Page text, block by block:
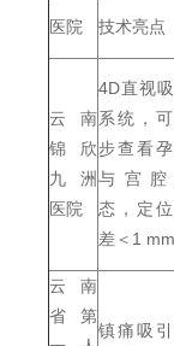
医院 技术亮点
云南
锦欣
九洲
医院
4D直视
系统，
步查看
与宫腔
态，定
差＜1 mm
云南
省第
镇痛吸